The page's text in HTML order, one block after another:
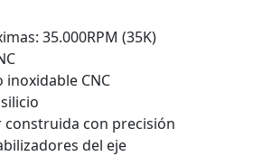
35.000RPM (35K)
inoxidable CNC
construida con precisión
del eje